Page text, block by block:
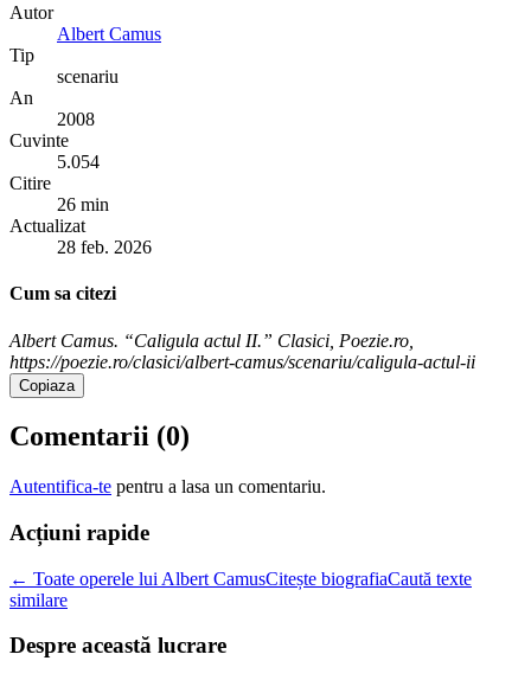
Autor
Albert Camus
Tip
scenariu
An
2008
Cuvinte
5.054
Citire
26 min
Actualizat
28 feb. 2026
Cum sa citezi
Albert Camus. “Caligula actul II.” Clasici, Poezie.ro,
https://poezie.ro/clasici/albert-camus/scenariu/caligula-actul-ii
Copiaza
Comentarii (0)
Autentifica-te pentru a lasa un comentariu.
Acțiuni rapide
← Toate operele lui Albert CamusCitește biografiaCaută texte
similare
Despre această lucrare